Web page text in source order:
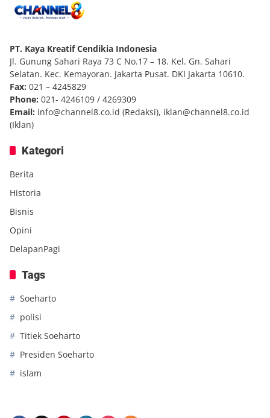
PT. Kaya Kreatif Cendikia Indonesia
Jl. Gunung Sahari Raya 73 C No.17 – 18. Kel. Gn. Sahari
Selatan. Kec. Kemayoran. Jakarta Pusat. DKI Jakarta 10610.
Fax: 021 – 4245829
Phone: 021- 4246109 / 4269309
Email: info@channel8.co.id (Redaksi), iklan@channel8.co.id
(Iklan)
Kategori
Berita
Historia
Bisnis
Opini
DelapanPagi
Tags
Soeharto
polisi
Titiek Soeharto
Presiden Soeharto
islam